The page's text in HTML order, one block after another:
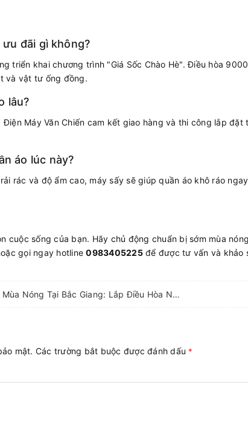
đãi gì không?
triển khai chương trình "Giá Sốc Chào Hè". Điều hòa
và vật tư ống đồng.
lâu?
Điện Máy Văn Chiến cam kết giao hàng và thi công lắp
áo lúc này?
rác và độ ẩm cao, máy sấy sẽ giúp quần áo khô ráo
cuộc sống của bạn. Hãy chủ động chuẩn bị sớm mùa
gọi ngay hotline0983405225để được tư vấn và khảo
Chuẩn Bị Sớm Mùa Nóng Tại Bắc Giang: Lắp Điều Hòa Ngay, Đỡ Lo Quá Tải
mật. Các trường bắt buộc được đánh dấu *